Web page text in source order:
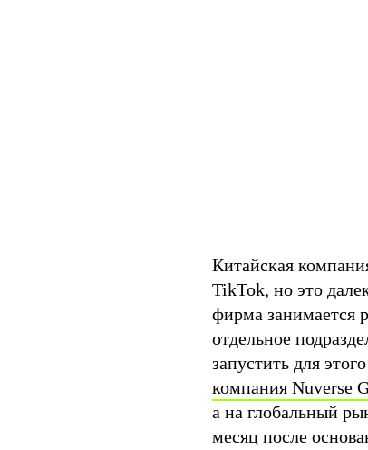
Китайская
TikTok, но это
фирма занимается
отдельное
запустить для
компания Nuverse
а на глобальный
месяц после